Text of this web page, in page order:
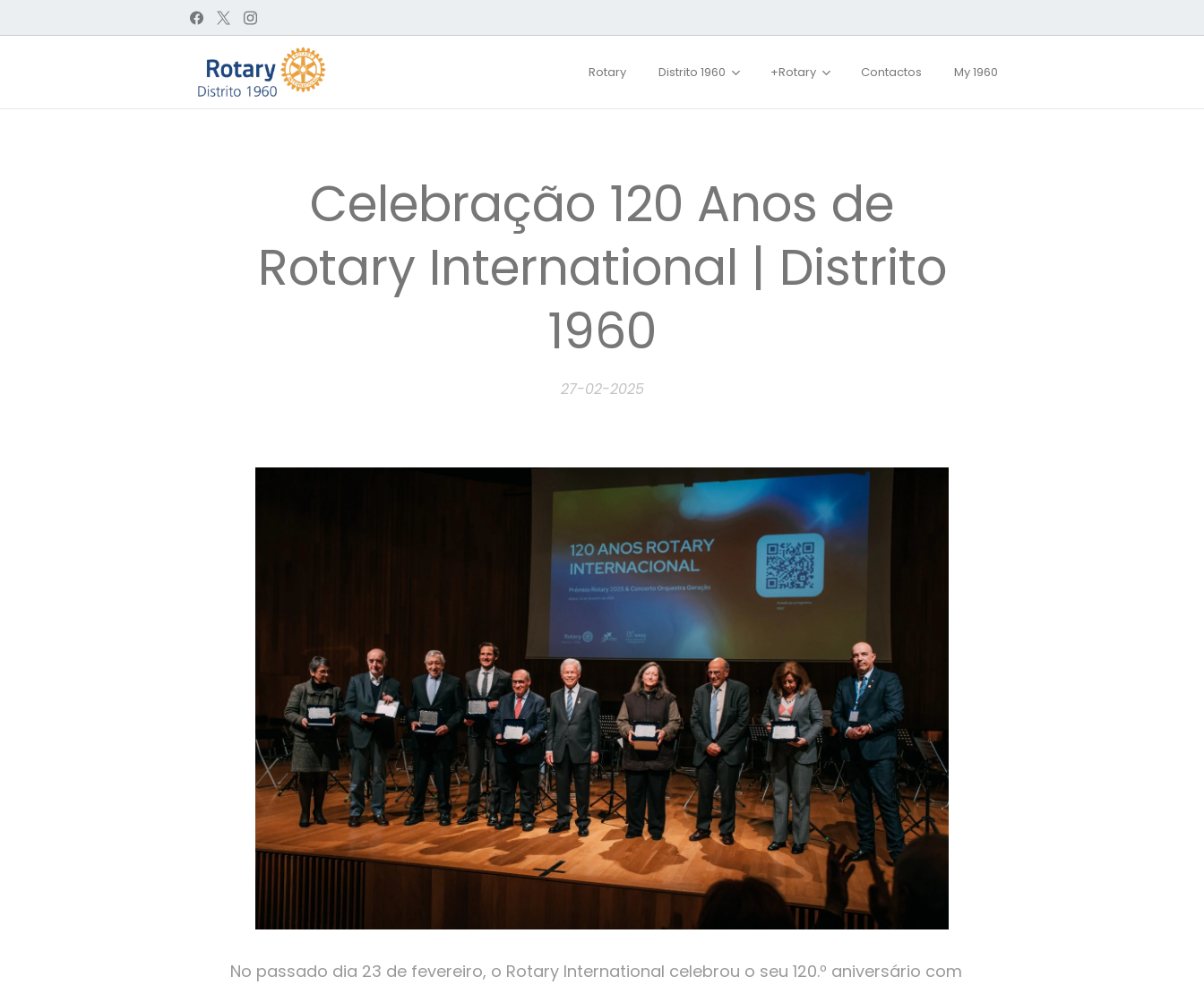
Rotary Distrito 1960 +Rotary Contactos My 1960
Celebração 120 Anos de
Rotary International | Distrito
1960
27-02-2025
No passado dia 23 de fevereiro, o Rotary International celebrou o seu 120.º aniversário com